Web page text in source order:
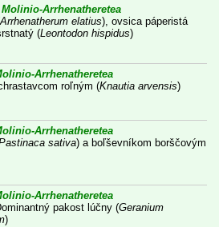
Molinio-Arrhenatheretea
Arrhenatherum elatius), ovsica páperistá
(Leontodon hispidus)
Arrhenatheretea
roľným (Knautia arvensis)
Arrhenatheretea
sativa) a boľševníkom borščovým
Arrhenatheretea
pakost lúčny (Geranium
)